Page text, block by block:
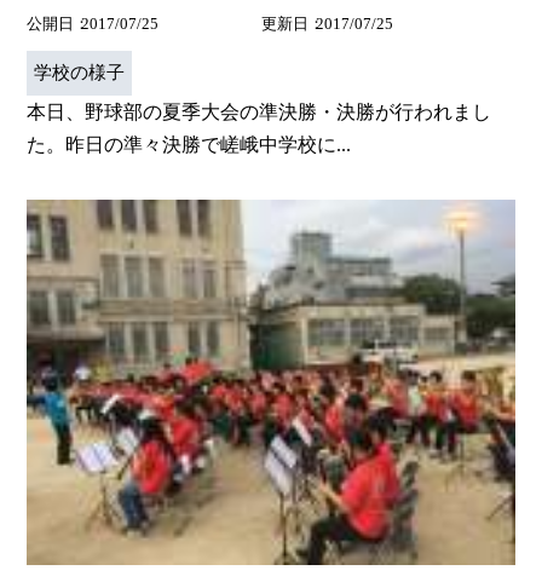
公開日 2017/07/25 更新日 2017/07/25
学校の様子
本日、野球部の夏季大会の準決勝・決勝が行われまし
た。昨日の準々決勝で嵯峨中学校に...